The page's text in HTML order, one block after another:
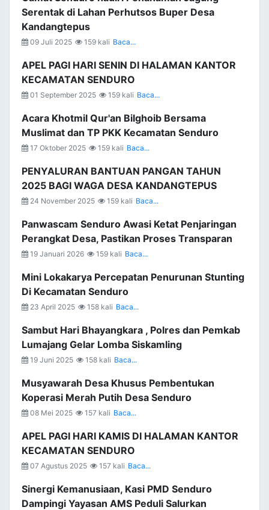
Serentak di Lahan Perhutsos Buper Desa
Kandangtepus
09 Juli 2025 159 kali Baca...
APEL PAGI HARI SENIN DI HALAMAN KANTOR
KECAMATAN SENDURO
01 September 2025 159 kali Baca...
Acara Khotmil Qur'an Bilghoib Bersama
Muslimat dan TP PKK Kecamatan Senduro
17 Oktober 2025 159 kali Baca...
PENYALURAN BANTUAN PANGAN TAHUN
2025 BAGI WAGA DESA KANDANGTEPUS
24 November 2025 159 kali Baca...
Panwascam Senduro Awasi Ketat Penjaringan
Perangkat Desa, Pastikan Proses Transparan
19 Januari 2026 159 kali Baca...
Mini Lokakarya Percepatan Penurunan Stunting
Di Kecamatan Senduro
23 April 2025 158 kali Baca...
Sambut Hari Bhayangkara , Polres dan Pemkab
Lumajang Gelar Lomba Siskamling
19 Juni 2025 158 kali Baca...
Musyawarah Desa Khusus Pembentukan
Koperasi Merah Putih Desa Senduro
08 Mei 2025 157 kali Baca...
APEL PAGI HARI KAMIS DI HALAMAN KANTOR
KECAMATAN SENDURO
07 Agustus 2025 157 kali Baca...
Sinergi Kemanusiaan, Kasi PMD Senduro
Dampingi Yayasan AMS Peduli Salurkan